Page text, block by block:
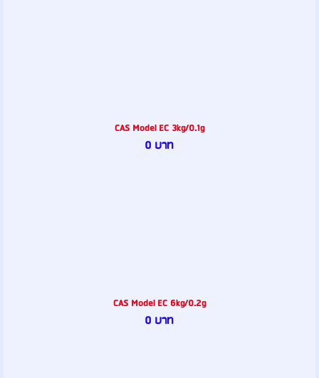
CAS Model EC 3kg/0.1g
0 บาท
CAS Model EC 6kg/0.2g
0 บาท